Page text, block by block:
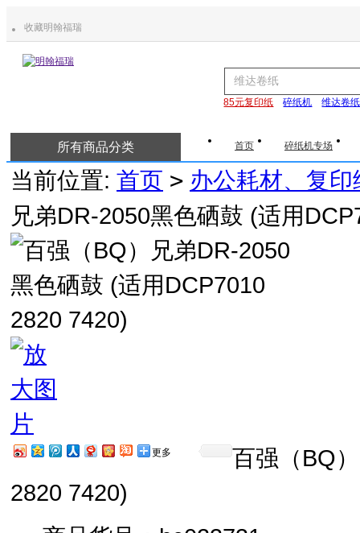
收藏明翰福瑞
85元复印纸 碎纸机 维达卷纸
所有商品分类 首页 碎纸机专场
当前位置: 首页 > 办公耗材、复
兄弟DR-2050黑色硒鼓 (适用
更多
百强（BQ
2820 7420)